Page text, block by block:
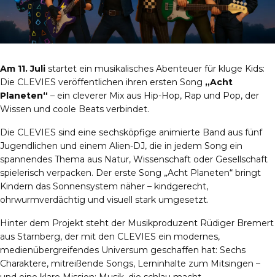
Am 11. Juli startet ein musikalisches Abenteuer für kluge Kids:
Die CLEVIES veröffentlichen ihren ersten Song „Acht
Planeten“ – ein cleverer Mix aus Hip-Hop, Rap und Pop, der
Wissen und coole Beats verbindet.
Die CLEVIES sind eine sechsköpfige animierte Band aus fünf
Jugendlichen und einem Alien-DJ, die in jedem Song ein
spannendes Thema aus Natur, Wissenschaft oder Gesellschaft
spielerisch verpacken. Der erste Song „Acht Planeten“ bringt
Kindern das Sonnensystem näher – kindgerecht,
ohrwurmverdächtig und visuell stark umgesetzt.
Hinter dem Projekt steht der Musikproduzent Rüdiger Bremert
aus Starnberg, der mit den CLEVIES ein modernes,
medienübergreifendes Universum geschaffen hat: Sechs
Charaktere, mitreißende Songs, Lerninhalte zum Mitsingen –